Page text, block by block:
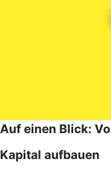
Auf einen Blick:
Kapital aufbauen